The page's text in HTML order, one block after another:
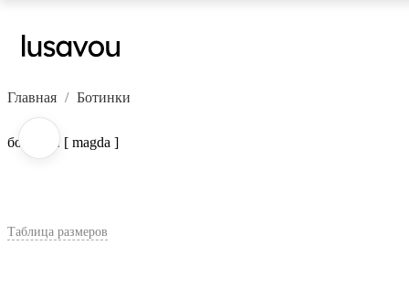
Главная Ботинки
ботинки [ magda ]
Таблица размеров